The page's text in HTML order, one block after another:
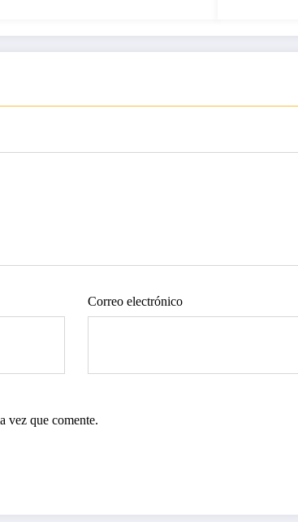
Correo electrónico
vez que comente.